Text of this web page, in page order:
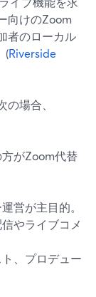
向けのZoom
者のローカル
(Riverside
場合、
がZoom代替
営が主目的。
やライブコメ
、プロデュー